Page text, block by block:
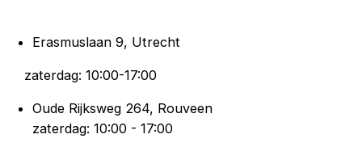
Erasmuslaan 9, Utrecht
zaterdag: 10:00-17:00
Oude Rijksweg 264, Rouveen
zaterdag: 10:00 - 17:00